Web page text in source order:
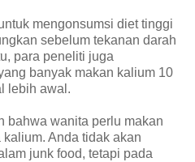
mengonsumsi diet tinggi
sebelum tekanan darah
para peneliti juga
banyak makan kalium 10
lebih awal.
bahwa wanita perlu makan
Anda tidak akan
junk food, tetapi pada